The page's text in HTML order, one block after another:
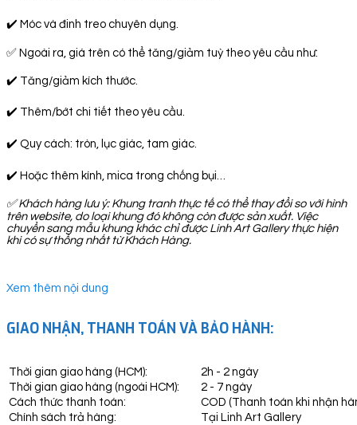
✔️ Móc và đinh treo chuyên dụng.
✅ Ngoài ra, giá trên có thể tăng/giảm tuỳ theo yêu cầu như:
✔️ Tăng/giảm kích thước.
✔️ Thêm/bớt chi tiết theo yêu cầu.
✔️ Quy cách: tròn, lục giác, tam giác.
✔️ Hoặc thêm kính, mica trong chống bụi…
✅Khách hàng lưu ý: Khung tranh thực tế có thể thay đổi so với hình
trên website, do loại khung đó không còn được sản xuất. Việc
chuyển sang mẫu khung khác chỉ được Linh Art Gallery thực hiện
khi có sự thống nhất từ Khách Hàng.
Xem thêm nội dung
GIAO NHẬN, THANH TOÁN VÀ BẢO HÀNH:
Thời gian giao hàng (HCM):
2h - 2 ngày
Thời gian giao hàng (ngoài HCM):
2 - 7 ngày
Cách thức thanh toán:
COD (Thanh toán khi nhận
Chính sách trả hàng:
Tại Linh Art Gallery